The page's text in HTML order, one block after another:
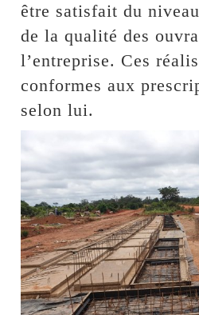
être satisfait du
de la qualité des
l’entreprise. Ces
conformes aux
selon lui.